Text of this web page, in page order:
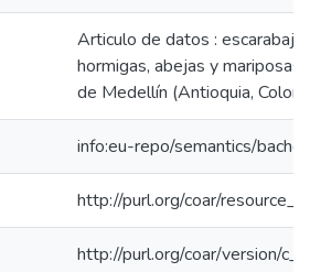
Articulo de datos :
hormigas, abejas y mariposas
de Medellín (Antioquia,
info:eu-repo/semantics/
http://purl.org/coar/
http://purl.org/coar/version/